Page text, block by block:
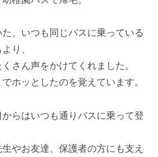
、いつも同じバスに乗っている
り、
さん声をかけてくれました。
ホッとしたのを覚えています。
らはいつも通りバスに乗って登
やお友達、保護者の方にも支え